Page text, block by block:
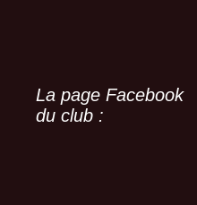
La page Facebook
du club :